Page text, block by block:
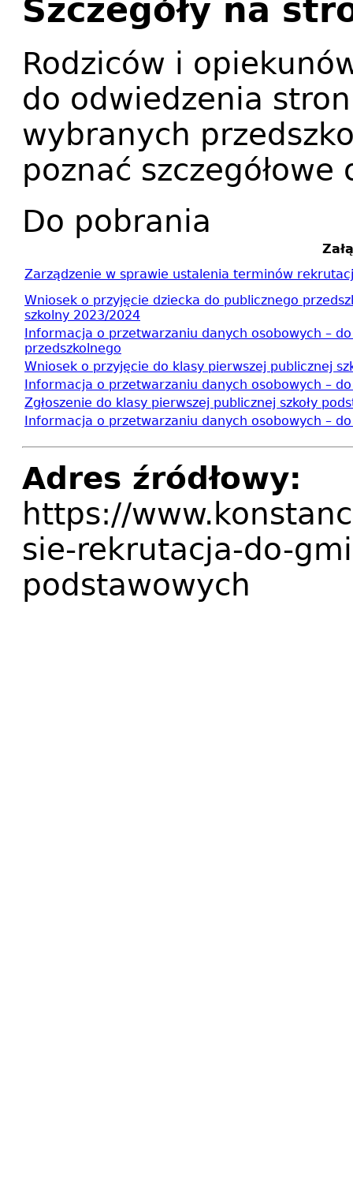
Szczegóły na
Rodziców i
do odwiedzenia
wybranych
poznać
Do pobrania
Zarządzenie w sprawie ustalenia terminów
Wniosek o przyjęcie dziecka do publicznego
szkolny 2023/2024
Informacja o przetwarzaniu danych osobowych –
przedszkolnego
Wniosek o przyjęcie do klasy pierwszej publicznej
Informacja o przetwarzaniu danych osobowych –
Zgłoszenie do klasy pierwszej publicznej szkoły
Informacja o przetwarzaniu danych osobowych –
Adres źródłowy:
https://
sie-rekrutacja-do-
podstawowych